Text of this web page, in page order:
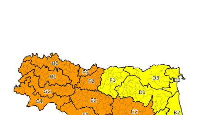
Tutti
Contenuto